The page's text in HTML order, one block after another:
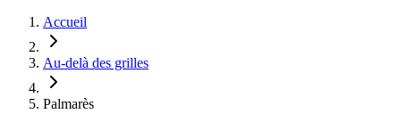
Accueil
Au-delà des grilles
Palmarès